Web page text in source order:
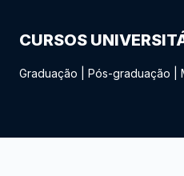
CURSOS
Graduação Pós-graduação